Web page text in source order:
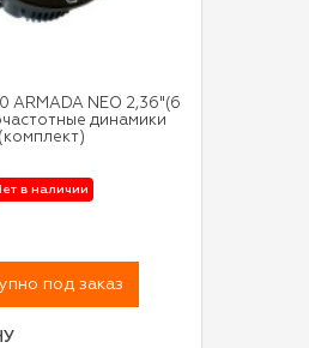
динамики
(комплект)
в наличии
под заказ